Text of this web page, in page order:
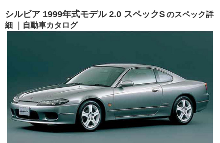
シルビア 1999年式モデル 2.0 スペックSのスペック詳
細 ｜自動車カタログ